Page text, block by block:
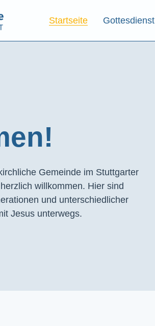
Startseite Gottesdienst
Gemeinde im Stuttgarter
willkommen. Hier sind
und unterschiedlicher
Jesus unterwegs.